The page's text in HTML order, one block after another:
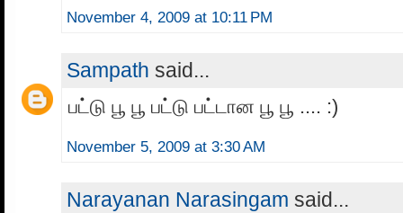
November 4, 2009 at 10:11 PM
Sampath said...
பட்டு பூ பூ பட்டு பட்டான பூ பூ .... :)
November 5, 2009 at 3:30 AM
Narayanan Narasingam said...